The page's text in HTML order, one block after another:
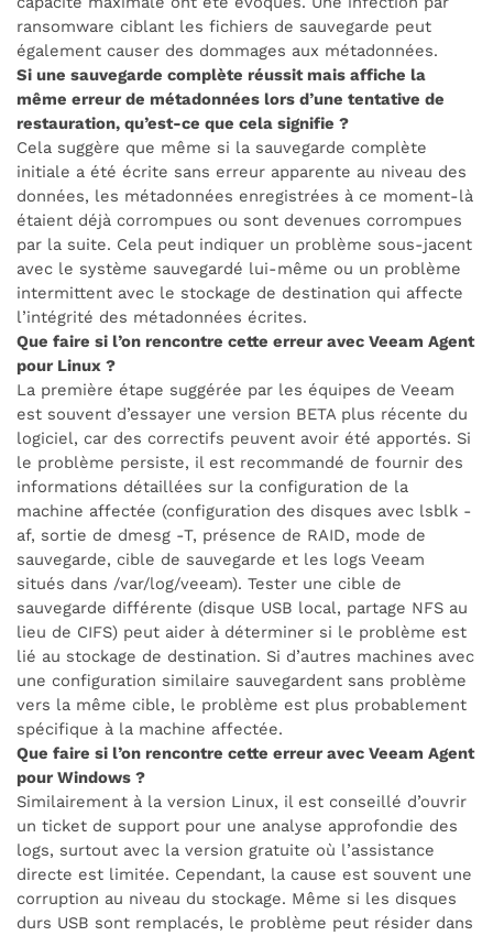
ransomware ciblant les fichiers de sauvegarde peut
également causer des dommages aux métadonnées.
Si une sauvegarde complète réussit mais affiche la
même erreur de métadonnées lors d’une tentative de
restauration, qu’est-ce que cela signifie ?
Cela suggère que même si la sauvegarde complète
initiale a été écrite sans erreur apparente au niveau des
données, les métadonnées enregistrées à ce moment-là
étaient déjà corrompues ou sont devenues corrompues
par la suite. Cela peut indiquer un problème sous-jacent
avec le système sauvegardé lui-même ou un problème
intermittent avec le stockage de destination qui affecte
l’intégrité des métadonnées écrites.
Que faire si l’on rencontre cette erreur avec Veeam Agent
pour Linux ?
La première étape suggérée par les équipes de Veeam
est souvent d’essayer une version BETA plus récente du
logiciel, car des correctifs peuvent avoir été apportés. Si
le problème persiste, il est recommandé de fournir des
informations détaillées sur la configuration de la
machine affectée (configuration des disques avec lsblk -
af, sortie de dmesg -T, présence de RAID, mode de
sauvegarde, cible de sauvegarde et les logs Veeam
situés dans /var/log/veeam). Tester une cible de
sauvegarde différente (disque USB local, partage NFS au
lieu de CIFS) peut aider à déterminer si le problème est
lié au stockage de destination. Si d’autres machines avec
une configuration similaire sauvegardent sans problème
vers la même cible, le problème est plus probablement
spécifique à la machine affectée.
Que faire si l’on rencontre cette erreur avec Veeam Agent
pour Windows ?
Similairement à la version Linux, il est conseillé d’ouvrir
un ticket de support pour une analyse approfondie des
logs, surtout avec la version gratuite où l’assistance
directe est limitée. Cependant, la cause est souvent une
corruption au niveau du stockage. Même si les disques
durs USB sont remplacés, le problème peut résider dans